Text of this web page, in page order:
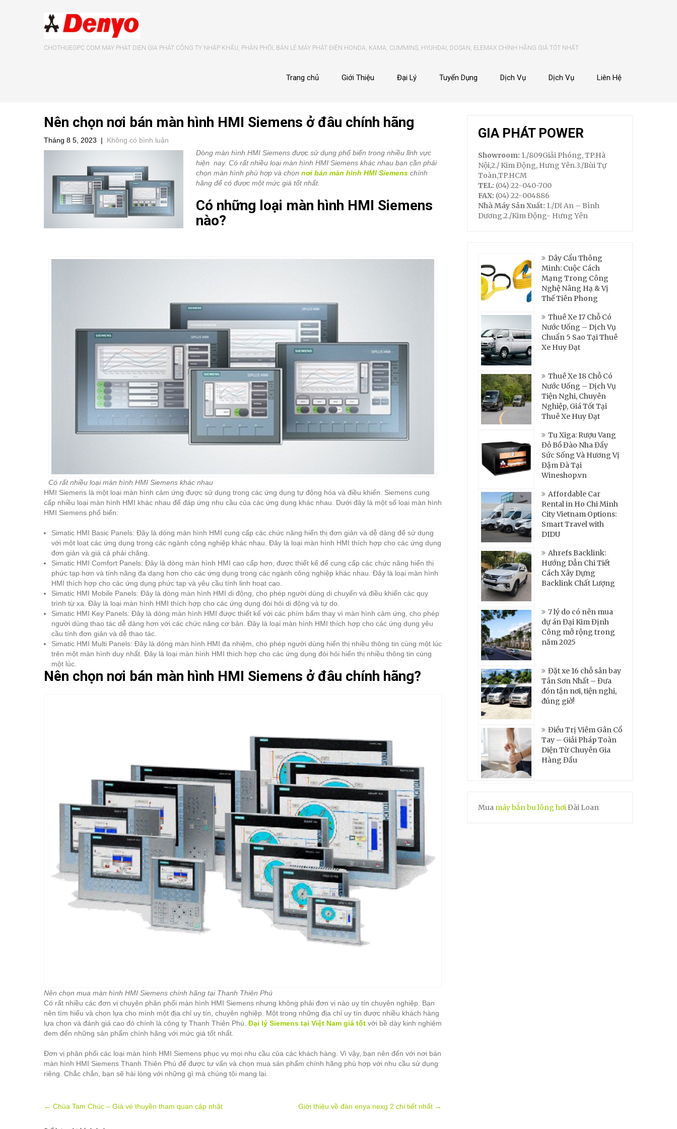
CHOTHUEGPC COM MAY PHAT DIEN GIA PHÁT CÔNG TY NHẬP KHẨU, PHÂN PHỐI, BÁN LẺ MÁY PHÁT ĐIỆN HONDA, KAMA, CUMMINS, HYUHDAI, DOSAN, ELEMAX CHÍNH HÃNG GIÁ TỐT NHẤT
Trang chủ Giới Thiệu Đại Lý Tuyển Dụng Dịch Vụ Dịch Vụ Liên Hệ
Nên chọn nơi bán màn hình HMI Siemens ở đâu chính hãng
Tháng 8 5, 2023 | Không có bình luận
Dòng màn hình HMI Siemens được sử dụng phổ biến trong nhiều lĩnh vực
hiện nay. Có rất nhiều loại màn hình HMI Siemens khác nhau bạn cần phải
chọn màn hình phù hợp và chọn nơi bán màn hình HMI Siemenschính
hãng để có được một mức giá tốt nhất.
Có những loại màn hình HMI Siemens
nào?
Có rất nhiều loại màn hình HMI Siemens khác nhau
HMI Siemens là một loại màn hình cảm ứng được sử dụng trong các ứng dụng tự động hóa và điều khiển. Siemens cung
cấp nhiều loại màn hình HMI khác nhau để đáp ứng nhu cầu của các ứng dụng khác nhau. Dưới đây là một số loại màn hình
HMI Siemens phổ biến:
Simatic HMI Basic Panels: Đây là dòng màn hình HMI cung cấp các chức năng hiển thị đơn giản và dễ dàng để sử dụng
với một loạt các ứng dụng trong các ngành công nghiệp khác nhau. Đây là loại màn hình HMI thích hợp cho các ứng dụng
đơn giản và giá cả phải chăng.
Simatic HMI Comfort Panels: Đây là dòng màn hình HMI cao cấp hơn, được thiết kế để cung cấp các chức năng hiển thị
phức tạp hơn và tính năng đa dạng hơn cho các ứng dụng trong các ngành công nghiệp khác nhau. Đây là loại màn hình
HMI thích hợp cho các ứng dụng phức tạp và yêu cầu tính linh hoạt cao.
Simatic HMI Mobile Panels: Đây là dòng màn hình HMI di động, cho phép người dùng di chuyển và điều khiển các quy
trình từ xa. Đây là loại màn hình HMI thích hợp cho các ứng dụng đòi hỏi di động và tự do.
Simatic HMI Key Panels: Đây là dòng màn hình HMI được thiết kế với các phím bấm thay vì màn hình cảm ứng, cho phép
người dùng thao tác dễ dàng hơn với các chức năng cơ bản. Đây là loại màn hình HMI thích hợp cho các ứng dụng yêu
cầu tính đơn giản và dễ thao tác.
Simatic HMI Multi Panels: Đây là dòng màn hình HMI đa nhiệm, cho phép người dùng hiển thị nhiều thông tin cùng một lúc
trên một màn hình duy nhất. Đây là loại màn hình HMI thích hợp cho các ứng dụng đòi hỏi hiển thị nhiều thông tin cùng
một lúc.
Nên chọn nơi bán màn hình HMI Siemens ở đâu chính hãng?
Nên chọn mua màn hình HMI Siemens chính hãng tại Thanh Thiên Phú
Có rất nhiều các đơn vị chuyên phân phối màn hình HMI Siemens nhưng không phải đơn vị nào uy tín chuyên nghiệp. Bạn
nên tìm hiểu và chọn lựa cho mình một địa chỉ uy tín, chuyên nghiệp. Một trong những địa chỉ uy tín được nhiều khách hàng
lựa chọn và đánh giá cao đó chính là công ty Thanh Thiên Phú. Đại lý Siemens tại Việt Nam giá tốt với bề dày kinh nghiệm
đem đến những sản phẩm chính hãng với mức giá tốt nhất.
Đơn vị phân phối các loại màn hình HMI Siemens phục vụ mọi nhu cầu của các khách hàng. Vì vậy, bạn nên đến với nơi bán
màn hình HMI Siemens Thanh Thiên Phú để được tư vấn và chọn mua sản phẩm chính hãng phù hợp với nhu cầu sử dụng
riêng. Chắc chắn, bạn sẽ hài lòng với những gì mà chúng tôi mang lại.
Post
← Chùa Tam Chúc – Giá vé thuyền tham quan cập nhật Giới thiệu về đàn enya nexg 2 chi tiết nhất →
GIA PHÁT POWER
Showroom: 1./809Giải Phóng, TP.Hà
Nội,2./ Kim Động, Hưng Yên.3./Bùi Tự
Toàn,TP.HCM
TEL: (04) 22-040-700
FAX: (04) 22-004886
Nhà Máy Sản Xuất: 1./Dĩ An – Bình
Dương.2./Kim Động- Hưng Yên
Dây Cẩu Thông
Minh: Cuộc Cách
Mạng Trong Công
Nghệ Nâng Hạ & Vị
Thế Tiên Phong
Thuê Xe 17 Chỗ Có
Nước Uống – Dịch Vụ
Chuẩn 5 Sao Tại Thuê
Xe Huy Đạt
Thuê Xe 18 Chỗ Có
Nước Uống – Dịch Vụ
Tiện Nghi, Chuyên
Nghiệp, Giá Tốt Tại
Thuê Xe Huy Đạt
Tu Xiga: Rượu Vang
Đỏ Bồ Đào Nha Đầy
Sức Sống Và Hương Vị
Đậm Đà Tại
Wineshop.vn
Affordable Car
Rental in Ho Chi Minh
City Vietnam Options:
Smart Travel with
DIDU
Ahrefs Backlink:
Hướng Dẫn Chi Tiết
Cách Xây Dựng
Backlink Chất Lượng
7 lý do có nên mua
dự án Đại Kim Định
Công mở rộng trong
năm 2025
Đặt xe 16 chỗ sân bay
Tân Sơn Nhất – Đưa
đón tận nơi, tiện nghi,
đúng giờ!
Điều Trị Viêm Gân Cổ
Tay – Giải Pháp Toàn
Diện Từ Chuyên Gia
Hàng Đầu
Mua máy bắn bu lông hơiĐài Loan